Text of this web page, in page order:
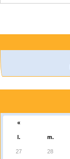
«
l. m.
27 28